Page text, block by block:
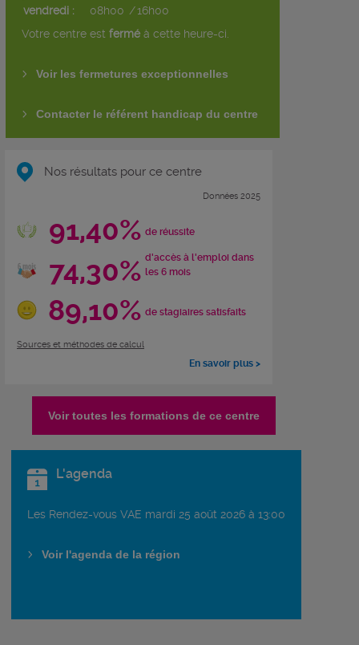
vendredi :
08h00 /16h00
Votre centre est fermé à cette heure-ci.
Voir les fermetures exceptionnelles
Contacter le référent handicap du centre
Nos résultats pour ce centre
Données 2025
91,40% de réussite
74,30% d'accès à l'emploi dans
les 6 mois
89,10% de stagiaires satisfaits
Sources et méthodes de calcul
En savoir plus >
Voir toutes les formations de ce centre
L'agenda
Les Rendez-vous VAE mardi 25 août 2026 à 13:00
Voir l'agenda de la région